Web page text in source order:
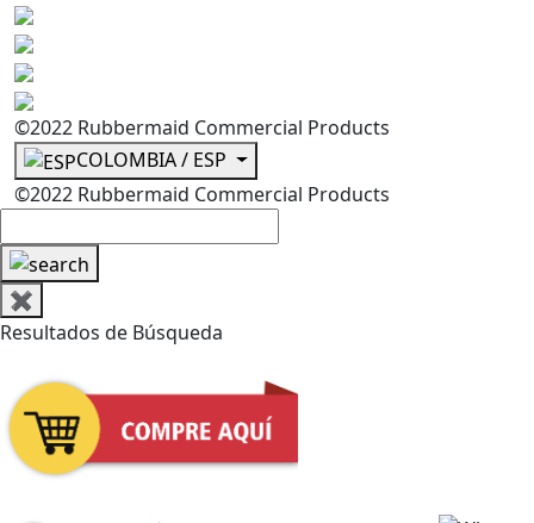
©2022 Rubbermaid Commercial Products
COLOMBIA / ESP
©2022 Rubbermaid Commercial Products
✖
Resultados de Búsqueda